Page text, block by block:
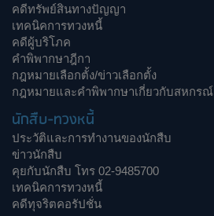
คดีทรัพย์สินทางปัญญา
เทคนิคการทวงหนี้
คดีผู้บริโภค
คำพิพากษาฎีกา
กฎหมายเลือกตั้ง/ข่าวเลือกตั้ง
กฎหมายและคำพิพากษาเกี่ยวกับสหกรณ์
นักสืบ-ทวงหนี้
ประวัติและการทำงานของนักสืบ
ข่าวนักสืบ
คุยกับนักสืบ โทร 02-9485700
เทคนิคการทวงหนี้
คดีทุจริตคอรัปชั่น